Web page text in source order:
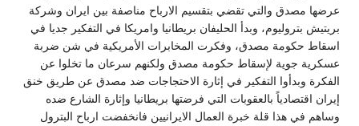
عرضها مصدق والتي تقضي بتقسيم الارباح مناصفة بين ايران وشركة
بريتيش بتروليوم، وبدأ الحليفان بريطانيا وامريكا في التفكير جديا في
اسقاط حكومة مصدق، وفكرت المخابرات الأمريكية في شن ضربة
عسكرية جوية لإسقاط حكومة مصدق ولكنهم سرعان ما تخلوا عن
الفكرة وبدأوا التفكير في إثارة الاحتجاجات ضد مصدق عن طريق خنق
إيران اقتصادياً بالعقوبات التي فرضتها بريطانيا وإثارة الشارع ضده
وساهم في هذا قلة خبرة العمال الايرانيين فانخفضت ارباح البترول